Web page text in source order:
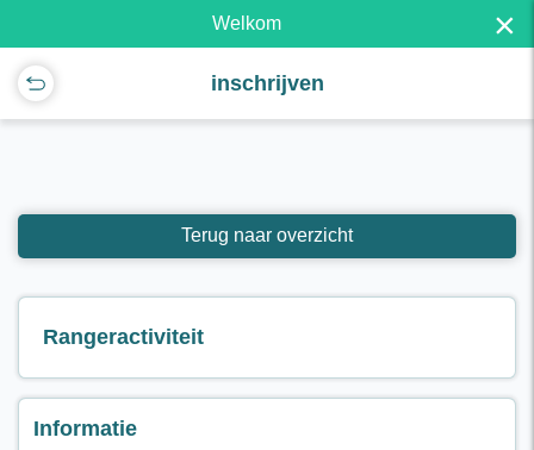
Welkom ×
inschrijven
Terug naar overzicht
Rangeractiviteit
Informatie